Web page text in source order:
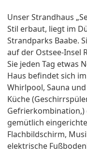
Unser Strandhaus
Stil erbaut, liegt im
Strandparks Baabe.
auf der Ostsee-Insel
Sie jeden Tag etwas
Haus befindet sich
Whirlpool, Sauna
Küche
Gefrierkombination,)
gemütlich
Flachbildschirm,
elektrische